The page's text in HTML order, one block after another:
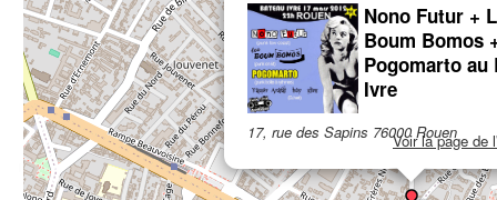
Nono Futur +
Boum Bomos
Pogomarto au
Ivre
17, rue des Sapins 76000 Rouen
Voir la page de